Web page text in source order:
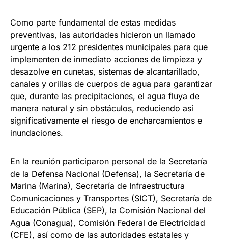
Como parte fundamental de estas medidas
preventivas, las autoridades hicieron un llamado
urgente a los 212 presidentes municipales para que
implementen de inmediato acciones de limpieza y
desazolve en cunetas, sistemas de alcantarillado,
canales y orillas de cuerpos de agua para garantizar
que, durante las precipitaciones, el agua fluya de
manera natural y sin obstáculos, reduciendo así
significativamente el riesgo de encharcamientos e
inundaciones.
En la reunión participaron personal de la Secretaría
de la Defensa Nacional (Defensa), la Secretaría de
Marina (Marina), Secretaría de Infraestructura
Comunicaciones y Transportes (SICT), Secretaría de
Educación Pública (SEP), la Comisión Nacional del
Agua (Conagua), Comisión Federal de Electricidad
(CFE), así como de las autoridades estatales y